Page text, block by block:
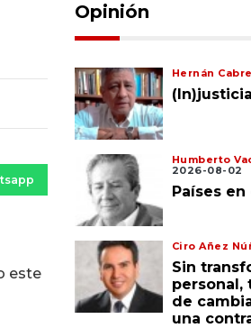
este
Opinión
Hernán
Humberto
2026-08-02
Países
Ciro Añez
Sin
personal,
de
una